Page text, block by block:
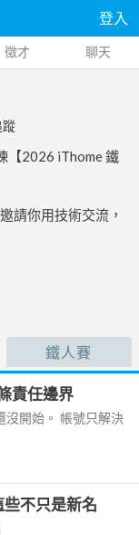
登入
徵才 聊天
【2026 iThome 鐵
請你用技術交流，
鐵人賽
責任邊界
沒開始。 帳號只解決
不只是新名